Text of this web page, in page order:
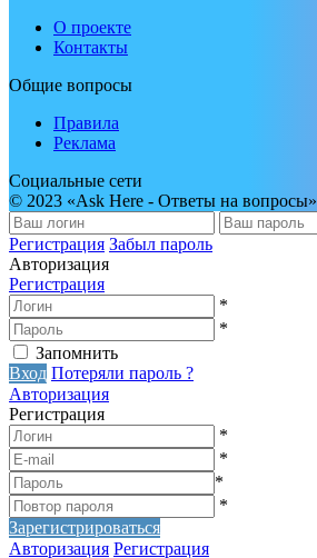
О проекте
Контакты
Общие вопросы
Правила
Реклама
Социальные сети
© 2023 «Ask Here - Ответы на вопросы»
Регистрация Забыл пароль
Авторизация
Регистрация
*
*
Запомнить
Вход Потеряли пароль ?
Авторизация
Регистрация
*
*
*
*
Зарегистрироваться
Авторизация Регистрация